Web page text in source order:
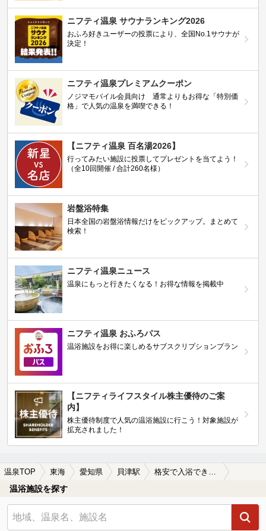
ニフティ温泉 サウナランキング2026
おふろ好きユーザーの投票により、全国No.1サウナが
決定！
ニフティ温泉プレミアムクーポン
ノジマモバイル会員向け 通常よりもお得な「特別価
格」で人気の温泉を満喫できる！
【ニフティ温泉 百名湯2026】
行ってみたい施設に投票してプレゼントを当てよう！
（全10回開催 / 合計260名様）
岩盤浴特集
日本全国の岩盤浴情報だけをピックアップ。まとめて
検索！
ニフティ温泉ニュース
温泉にもっと行きたくなる！お得な情報を掲載中
ニフティ温泉 おふろパス
温浴施設をお得に楽しめるサブスクリプションプラン
【ニフティライフスタイル株主優待のご案
内】
株主優待制度で人気の温浴施設に行こう！対象施設が
拡充されました！
温泉TOP 東海 愛知県 貝津駅
温浴施設を探す